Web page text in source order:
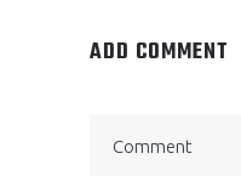
ADD COMMENT